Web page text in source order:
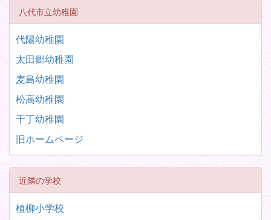
八代市立幼稚園
代陽幼稚園
太田郷幼稚園
麦島幼稚園
松高幼稚園
千丁幼稚園
旧ホームページ
近隣の学校
植柳小学校